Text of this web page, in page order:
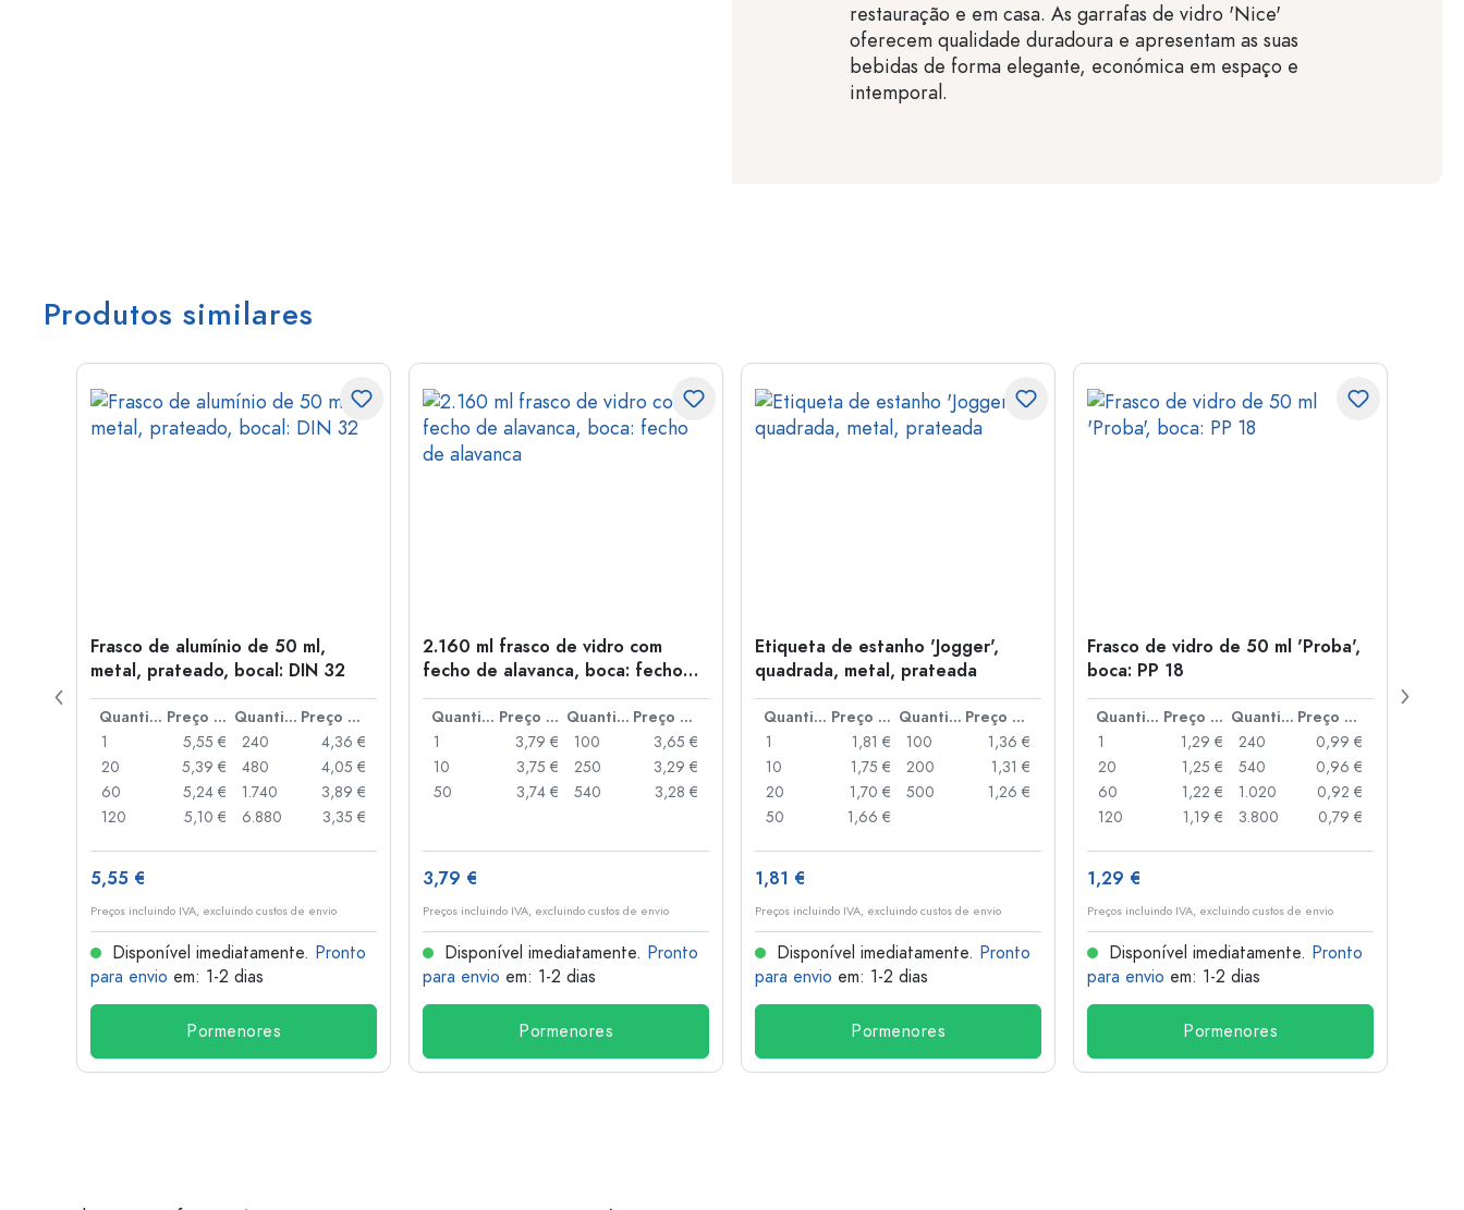
restauração e em casa. As garrafas de vidro 'Nice'
oferecem qualidade duradoura e apresentam as suas
bebidas de forma elegante, económica em espaço e
intemporal.
Produtos similares
Frasco de alumínio de 50 ml,
metal, prateado, bocal: DIN 32
Quantidade Preço por peça Quantidade
Preço por peça
1
5,55 €
20
5,39 €
60
5,24 €
120
5,10 €
240
4,36 €
480
4,05 €
1.740
3,89 €
6.880
3,35 €
5,55 €
Preços incluindo IVA, excluindo custos de envio
Disponível imediatamente. Pronto
para envio em: 1-2 dias
Pormenores
2.160 ml frasco de vidro com
fecho de alavanca, boca: fecho
de alavanca
Quantidade Preço por peça Quantidade
Preço por peça
1
3,79 €
10
3,75 €
50
3,74 €
100
3,65 €
250
3,29 €
540
3,28 €
3,79 €
Preços incluindo IVA, excluindo custos de envio
Disponível imediatamente. Pronto
para envio em: 1-2 dias
Pormenores
Etiqueta de estanho 'Jogger',
quadrada, metal, prateada
Quantidade Preço por peça Quantidade
Preço por peça
1
1,81 €
10
1,75 €
20
1,70 €
50
1,66 €
100
1,36 €
200
1,31 €
500
1,26 €
1,81 €
Preços incluindo IVA, excluindo custos de envio
Disponível imediatamente. Pronto
para envio em: 1-2 dias
Pormenores
Frasco de vidro de 50 ml 'Proba',
boca: PP 18
Quantidade Preço por peça Quantidade
Preço por peça
1
1,29 €
20
1,25 €
60
1,22 €
120
1,19 €
240
0,99 €
540
0,96 €
1.020
0,92 €
3.800
0,79 €
1,29 €
Preços incluindo IVA, excluindo custos de envio
Disponível imediatamente. Pronto
para envio em: 1-2 dias
Pormenores